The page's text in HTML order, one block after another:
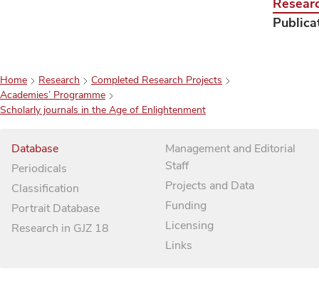
Home Research
Completed Research Projects
Academies’ Programme
Scholarly journals in the Age of Enlightenment
Database
Periodicals
Classification
Portrait Database
Research in GJZ 18
Management and Editorial
Staff
Projects and Data
Funding
Licensing
Links